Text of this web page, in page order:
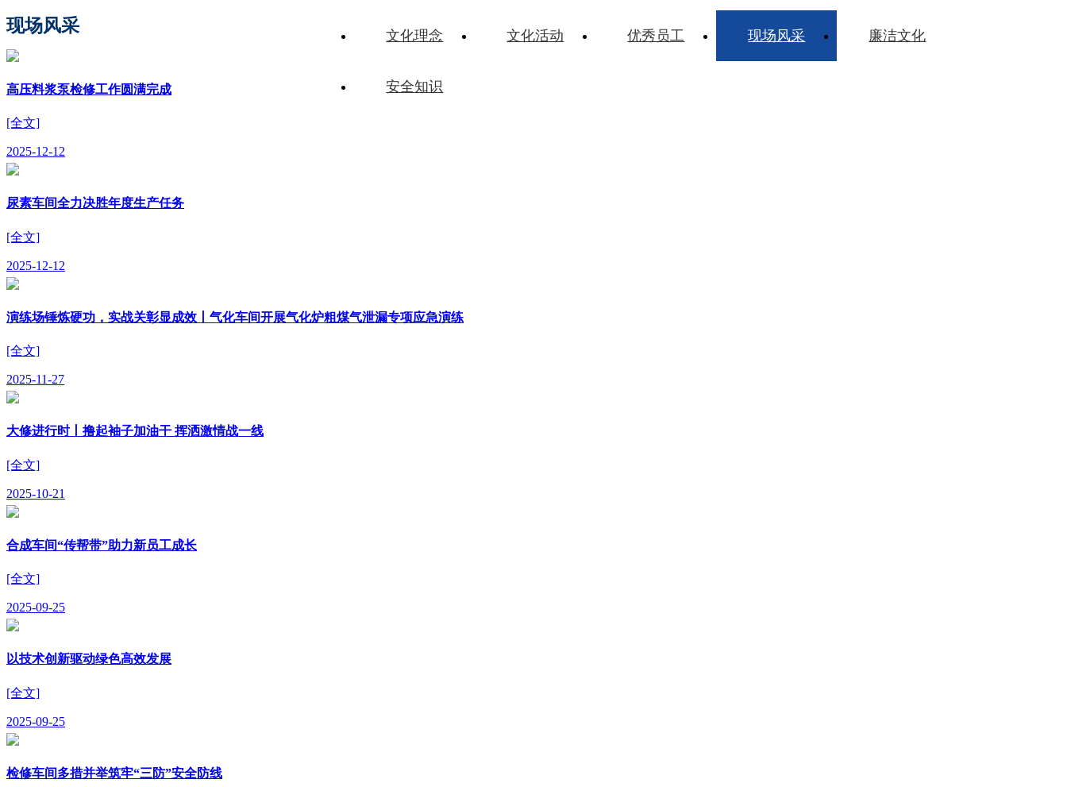
现场风采 文化理念 文化活动 优秀员工 现场风采 廉洁文化
安全知识
高压料浆泵检修工作圆满完成
[全文]
2025-12-12
尿素车间全力决胜年度生产任务
[全文]
2025-12-12
演练场锤炼硬功，实战关彰显成效丨气化车间开展气化炉粗煤气泄漏专项应急演练
[全文]
2025-11-27
大修进行时丨撸起袖子加油干 挥洒激情战一线
[全文]
2025-10-21
合成车间“传帮带”助力新员工成长
[全文]
2025-09-25
以技术创新驱动绿色高效发展
[全文]
2025-09-25
检修车间多措并举筑牢“三防”安全防线